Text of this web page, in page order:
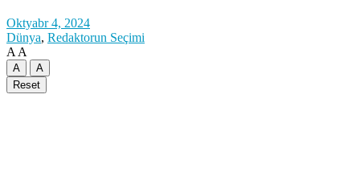
Oktyabr 4, 2024
Dünya, Redaktorun Seçimi
A A
A
A
Reset